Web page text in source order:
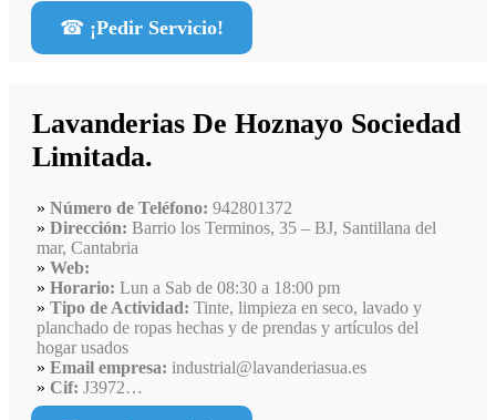
☎ ¡Pedir Servicio!
Lavanderias De Hoznayo Sociedad
Limitada.
Número de Teléfono: 942801372
Dirección: Barrio los Terminos, 35 – BJ, Santillana del
mar, Cantabria
Web:
Horario: Lun a Sab de 08:30 a 18:00 pm
Tipo de Actividad: Tinte, limpieza en seco, lavado y
planchado de ropas hechas y de prendas y artículos del
hogar usados
Email empresa: industrial@lavanderiasua.es
Cif: J3972…